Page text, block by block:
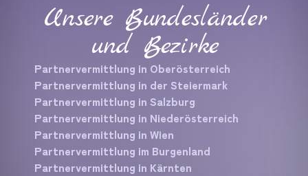
Unsere Bundesländer
und Bezirke
Partnervermittlung in Oberösterreich
Partnervermittlung in der Steiermark
Partnervermittlung in Salzburg
Partnervermittlung in Niederösterreich
Partnervermittlung in Wien
Partnervermittlung im Burgenland
Partnervermittlung in Kärnten